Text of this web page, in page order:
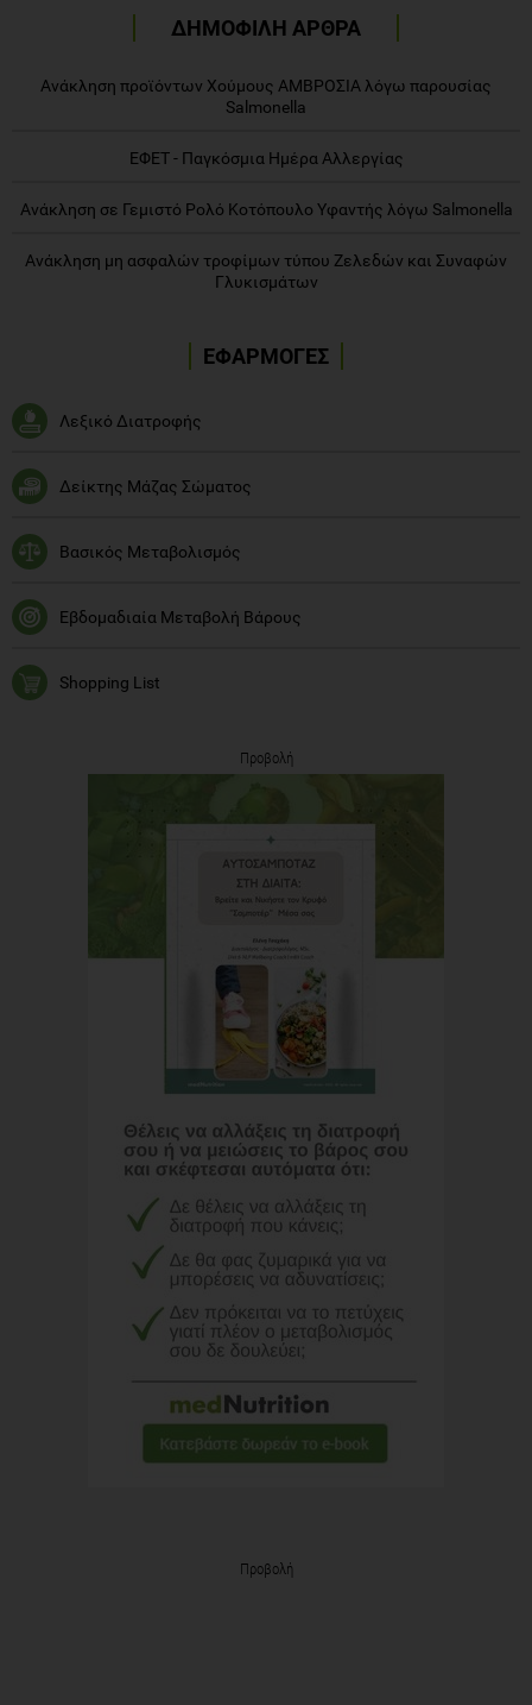
ΔΗΜΟΦΙΛΗ ΑΡΘΡΑ
Ανάκληση προϊόντων Χούμους ΑΜΒΡΟΣΙΑ λόγω παρουσίας
Salmonella
ΕΦΕΤ - Παγκόσμια Ημέρα Αλλεργίας
Ανάκληση σε Γεμιστό Ρολό Κοτόπουλο Υφαντής λόγω Salmonella
Ανάκληση μη ασφαλών τροφίμων τύπου Ζελεδών και Συναφών
Γλυκισμάτων
ΕΦΑΡΜΟΓΕΣ
Λεξικό Διατροφής
Δείκτης Μάζας Σώματος
Βασικός Μεταβολισμός
Εβδομαδιαία Μεταβολή Βάρους
Shopping List
Προβολή
Προβολή